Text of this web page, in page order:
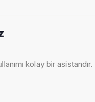
kolay bir asistandır.